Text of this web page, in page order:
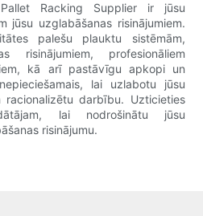
Racking Supplier ir jūsu
jūsu uzglabāšanas risinājumiem.
palešu plauktu sistēmām,
risinājumiem, profesionāliem
kā arī pastāvīgu apkopi un
lai uzlabotu jūsu
racionalizētu darbību. Uzticieties
lai nodrošinātu jūsu
risinājumu.